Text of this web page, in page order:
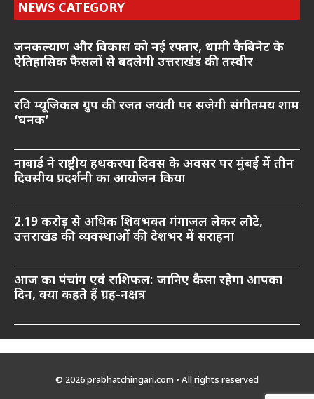
NEWS CATEGORY
जनकल्याण और विकास को नई रफ्तार, धामी कैबिनेट के
ऐतिहासिक फैसलों से बदलेगी उत्तराखंड की तस्वीर
रवि म्यूजिकल ग्रुप की रजत जयंती पर सजेगी संगीतमय शाम
‘घनक’
नाबार्ड ने राष्ट्रीय हथकरघा दिवस के अवसर पर मुंबई में तीन
दिवसीय प्रदर्शनी का आयोजन किया
2.19 करोड़ से अधिक शिवभक्त गंगाजल लेकर लौटे,
उत्तराखंड की व्यवस्थाओं की देशभर में सराहना
आज का पंचांग एवं राशिफल: जानिए कैसा रहेगा आपका
दिन, क्या कहते हैं ग्रह-नक्षत्र
© 2026 prabhatchingari.com • All rights reserved